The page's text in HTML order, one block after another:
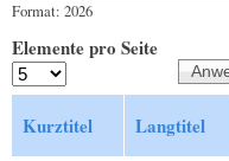
Format: 2026
Elemente pro Seite
Kurztitel Langtitel